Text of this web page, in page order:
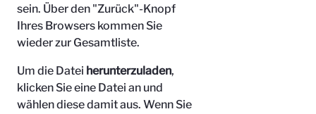
sein. Über den "Zurück"-Knopf
Ihres Browsers kommen Sie
wieder zur Gesamtliste.
Um die Datei herunterzuladen,
klicken Sie eine Datei an und
wählen diese damit aus. Wenn Sie